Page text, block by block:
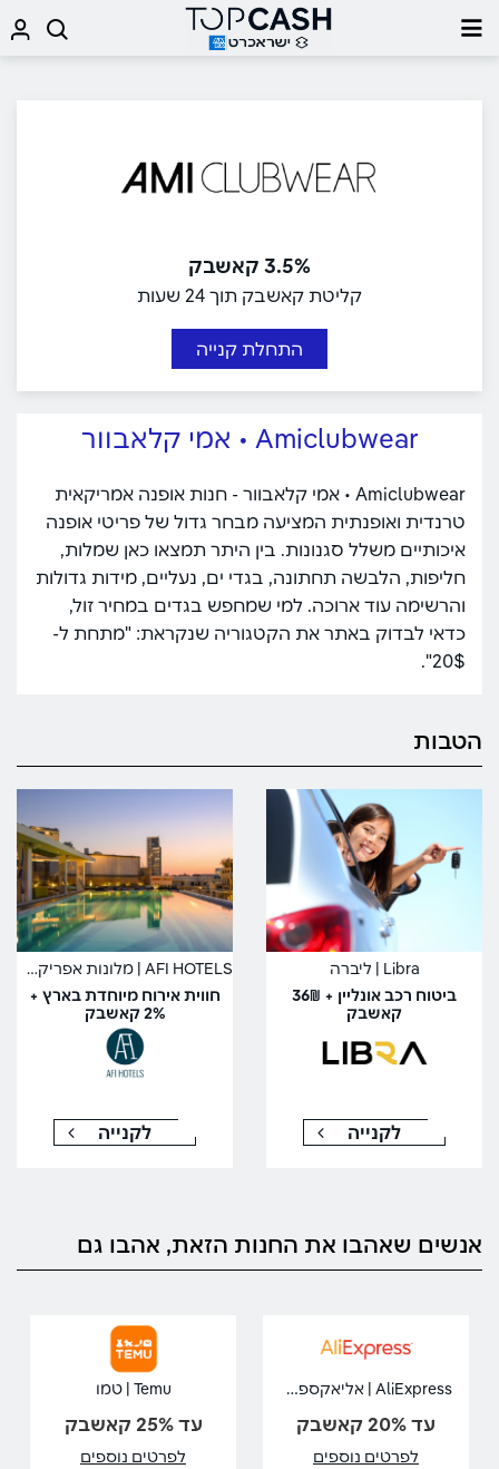
3.5% קאשבק
קליטת קאשבק תוך 24 שעות
התחלת קנייה
Amiclubwear • אמי קלאבוור
Amiclubwear • אמי קלאבוור - חנות אופנה אמריקאית
טרנדית ואופנתית המציעה מבחר גדול של פריטי אופנה
איכותיים משלל סגנונות. בין היתר תמצאו כאן שמלות,
חליפות, הלבשה תחתונה, בגדי ים, נעליים, מידות גדולות
והרשימה עוד ארוכה. למי שמחפש בגדים במחיר זול,
כדאי לבדוק באתר את הקטגוריה שנקראת: "מתחת ל-
20$".
הטבות
Libra | ליברה
ביטוח רכב אונליין + 36₪
קאשבק
לקנייה
AFI HOTELS | מלונות אפריקה ישראל
חווית אירוח מיוחדת בארץ +
2% קאשבק
לקנייה
אנשים שאהבו את החנות הזאת, אהבו גם
AliExpress | אליאקספרס
עד 20% קאשבק
לפרטים נוספים
Temu | טמו
עד 25% קאשבק
לפרטים נוספים